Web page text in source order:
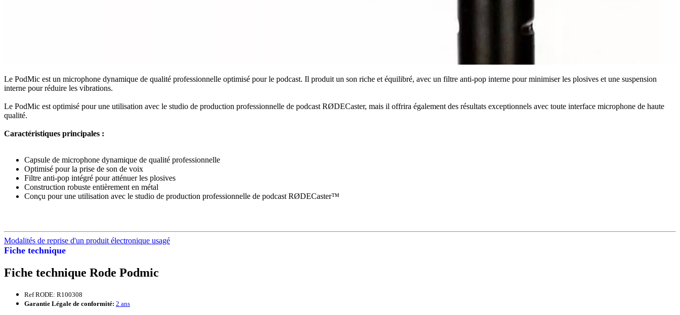
Fiche technique
Le PodMic est un microphone dynamique de qualité professionnelle optimisé pour le podcast. Il produit un son riche et équilibré, avec un filtre anti-pop interne pour minimiser les plosives et une suspension
interne pour réduire les vibrations.
Le PodMic est optimisé pour une utilisation avec le studio de production professionnelle de podcast RØDECaster, mais il offrira également des résultats exceptionnels avec toute interface microphone de haute
qualité.
Caractéristiques principales :
Capsule de microphone dynamique de qualité professionnelle
Optimisé pour la prise de son de voix
Filtre anti-pop intégré pour atténuer les plosives
Construction robuste entièrement en métal
Conçu pour une utilisation avec le studio de production professionnelle de podcast RØDECaster™
Modalités de reprise d'un produit électronique usagé
Fiche technique Rode Podmic
Ref RODE: R100308
Garantie Légale de conformité: 2 ans